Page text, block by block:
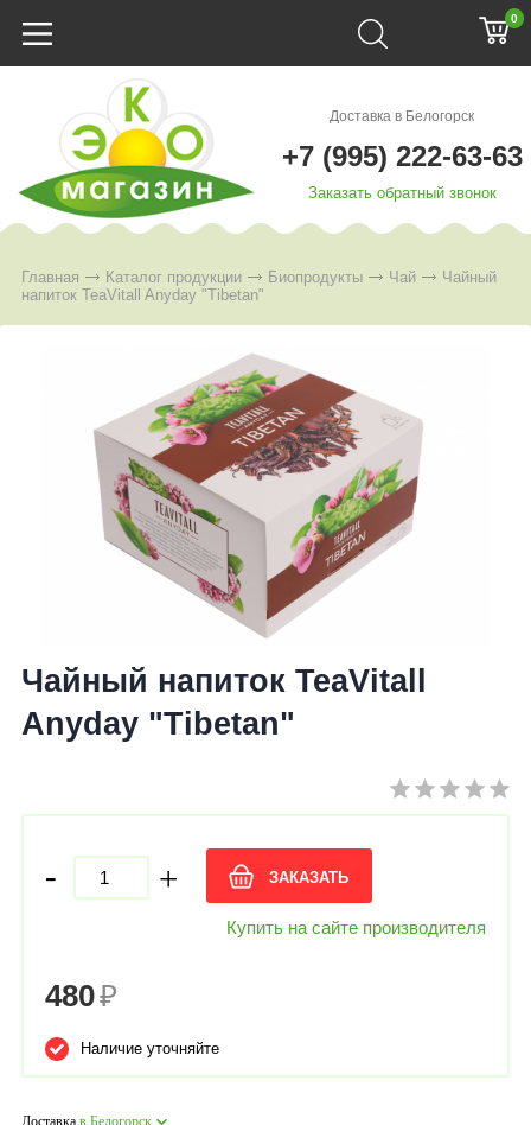
0
Доставка в Белогорск
+7 (995) 222-63-63
Заказать обратный звонок
Главная Каталог продукции Биопродукты Чай
Чайный
напиток TeaVitall Anyday "Tibetan"
Чайный напиток TeaVitall
Anyday "Tibetan"
- + ЗАКАЗАТЬ
Купить на сайте производителя
480₽
Наличие уточняйте